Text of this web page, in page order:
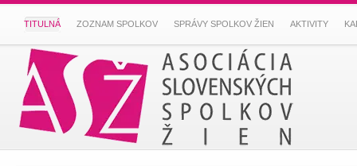
TITULNÁ ZOZNAM SPOLKOV SPRÁVY SPOLKOV ŽIEN AKTIVITY